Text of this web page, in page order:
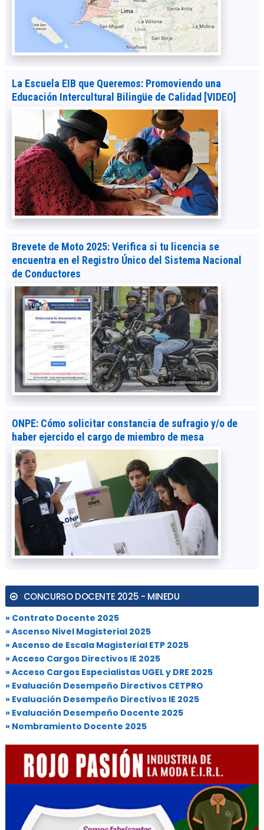
La Escuela EIB que Queremos: Promoviendo una
Educación Intercultural Bilingüe de Calidad [VIDEO]
Brevete de Moto 2025: Verifica si tu licencia se
encuentra en el Registro Único del Sistema Nacional
de Conductores
ONPE: Cómo solicitar constancia de sufragio y/o de
haber ejercido el cargo de miembro de mesa
CONCURSO DOCENTE 2025 - MINEDU
» Contrato Docente 2025
» Ascenso Nivel Magisterial 2025
» Ascenso de Escala Magisterial ETP 2025
» Acceso Cargos Directivos IE 2025
» Acceso Cargos Especialistas UGEL y DRE 2025
» Evaluación Desempeño Directivos CETPRO
» Evaluación Desempeño Directivos IE 2025
» Evaluación Desempeño Docente 2025
» Nombramiento Docente 2025